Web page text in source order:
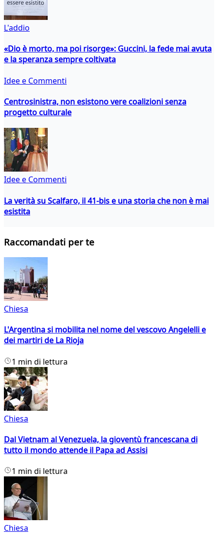
L'addio
«Dio è morto, ma poi risorge»: Guccini, la fede mai avuta
e la speranza sempre coltivata
Idee e Commenti
Centrosinistra, non esistono vere coalizioni senza
progetto culturale
Idee e Commenti
La verità su Scalfaro, il 41-bis e una storia che non è mai
esistita
Raccomandati per te
Chiesa
L'Argentina si mobilita nel nome del vescovo Angelelli e
dei martiri de La Rioja
1 min di lettura
Chiesa
Dal Vietnam al Venezuela, la gioventù francescana di
tutto il mondo attende il Papa ad Assisi
1 min di lettura
Chiesa